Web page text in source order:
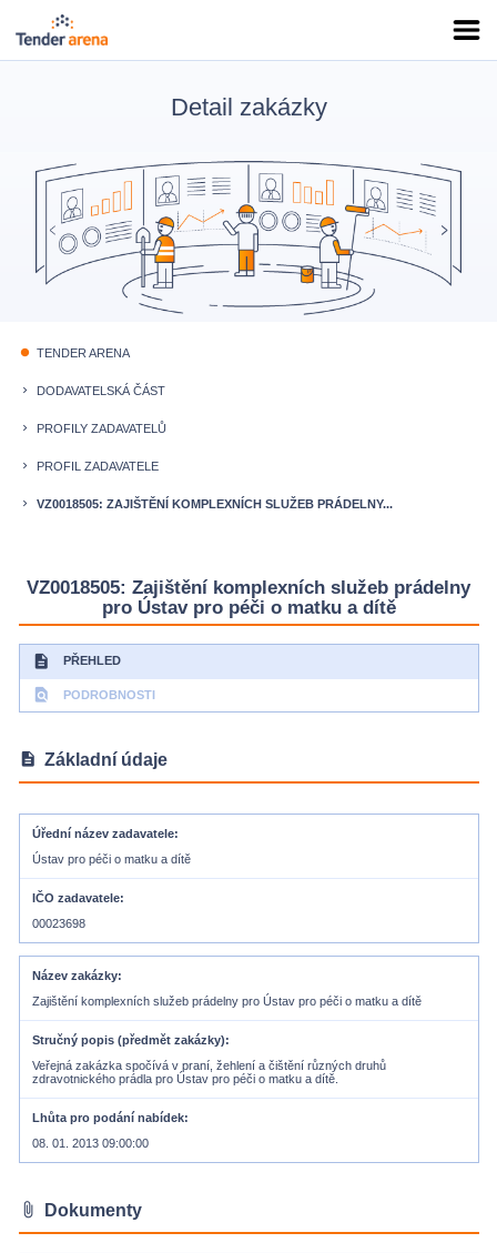
Detail zakázky
fiber_manual_record TENDER ARENA
keyboard_arrow_right DODAVATELSKÁ ČÁST
keyboard_arrow_right PROFILY ZADAVATELŮ
keyboard_arrow_right PROFIL ZADAVATELE
keyboard_arrow_right VZ0018505: ZAJIŠTĚNÍ KOMPLEXNÍCH SLUŽEB PRÁDELNY...
VZ0018505: Zajištění komplexních služeb prádelny
pro Ústav pro péči o matku a dítě
description PŘEHLED
find_in_page PODROBNOSTI
description Základní údaje
Úřední název zadavatele
Ústav pro péči o matku a dítě
IČO zadavatele
00023698
Název zakázky
Zajištění komplexních služeb prádelny pro Ústav pro péči o matku a dítě
Stručný popis (předmět zakázky)
Veřejná zakázka spočívá v praní, žehlení a čištění různých druhů
zdravotnického prádla pro Ústav pro péči o matku a dítě.
Lhůta pro podání nabídek
08. 01. 2013 09:00:00
attach_file Dokumenty